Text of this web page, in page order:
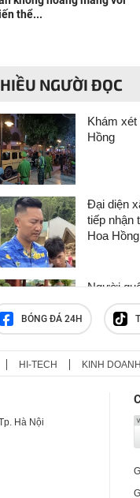
thể...
NGƯỜI ĐỌC
Khám
Hồng
Đại diện
tiếp nhận
Hoa
Người
Hồng
TikToker
BÓNG ĐÁ 24H
HI-TECH KINH DOANH
Hà Nội